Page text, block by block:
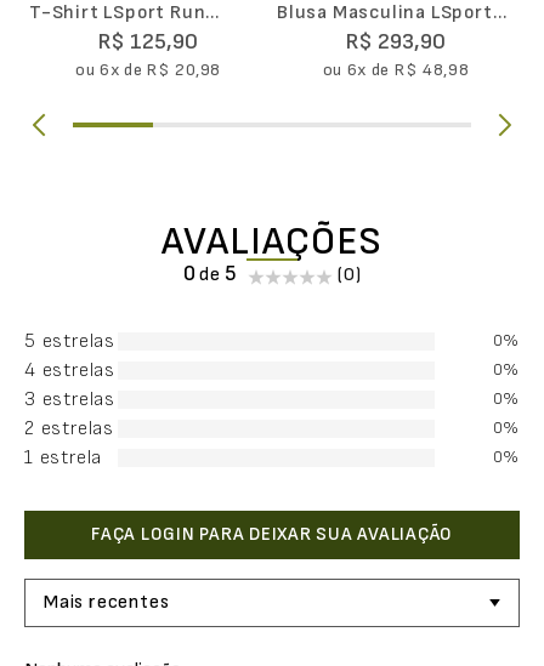
T-Shirt LSport Run
Masculina
R$ 125,90
ou6x deR$ 20,98
Blusa Masculina LSport
R$ 293,90
ou 6x de R$ 48,98
AVALIAÇÕES
0 (0)
5 estrelas 0%
4 estrelas 0%
3 estrelas 0%
2 estrelas 0%
1 estrela 0%
Mais recentes